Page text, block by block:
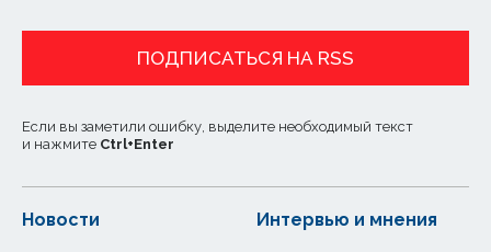
ПОДПИСАТЬСЯ НА RSS
Если вы заметили ошибку, выделите необходимый текст
и нажмите Ctrl+Enter
Новости Интервью и мнения